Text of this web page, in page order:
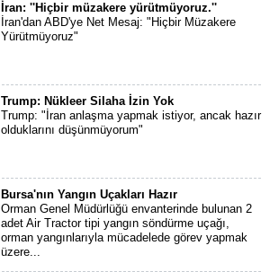
İran: ''Hiçbir müzakere yürütmüyoruz.''
İran'dan ABD'ye Net Mesaj: "Hiçbir Müzakere
Yürütmüyoruz"
Trump: Nükleer Silaha İzin Yok
Trump: "İran anlaşma yapmak istiyor, ancak hazır
olduklarını düşünmüyorum"
Bursa'nın Yangın Uçakları Hazır
Orman Genel Müdürlüğü envanterinde bulunan 2
adet Air Tractor tipi yangın söndürme uçağı,
orman yangınlarıyla mücadelede görev yapmak
üzere...